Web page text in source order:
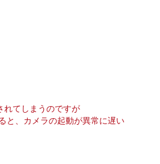
れてしまうのですが
と、カメラの起動が異常に遅い